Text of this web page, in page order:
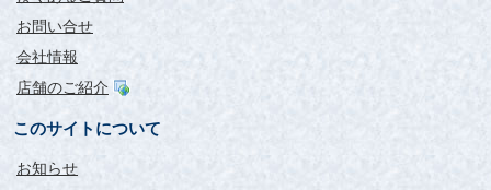
お問い合せ
会社情報
店舗のご紹介
このサイトについて
お知らせ